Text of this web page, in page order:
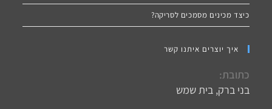
כיצד מכינים מסמכים לסריקה?
איך יוצרים איתנו קשר
כתובת:
בני ברק, בית שמש